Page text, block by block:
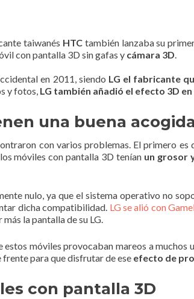
taiwanés HTCtambién lanzaba su
con pantalla 3D sin gafas y cámara 3D.
en 2011, siendo LG el fabricante
y fotos, LG también añadió el efecto 3D
una buena acogida
con varios problemas. El primero es
móviles con pantalla 3D tenían un grosor
nulo, ya que el sistema operativo no
dicha compatibilidad. LG se alió con
la pantalla de su LG.
móviles provocaban mareos a
para que disfrutar de ese efecto de
con pantalla 3D